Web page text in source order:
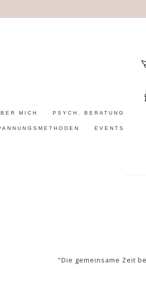
MICH PSYCH. BERATUNG
EVENTS
"Die gemeinsame Zeit